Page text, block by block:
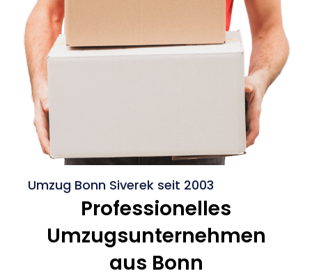
Umzug Bonn Siverek seit 2003
Professionelles
Umzugsunternehmen
aus Bonn